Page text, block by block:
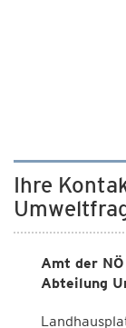
Ihre
Amt der
Abteilung